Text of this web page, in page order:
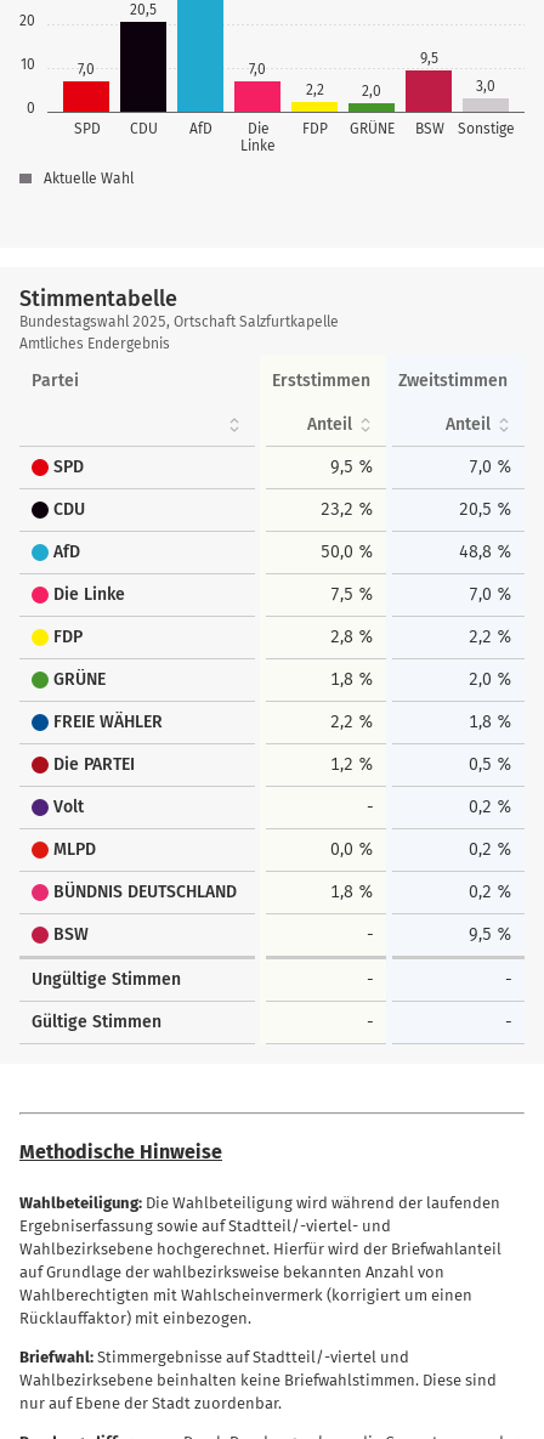
0
10
20
SPD CDU AfD
Die
Linke
FDP GRÜNE BSW Sonstige
7,0
20,5
7,0
2,2
2,0
9,5
3,0
Aktuelle Wahl
Stimmentabelle
Stimmentabelle
Bundestagswahl 2025, Ortschaft Salzfurtkapelle
Amtliches Endergebnis
Partei Erststimmen Zweitstimmen
Anteil Anteil
SPD 9,5 % 7,0 %
CDU 23,2 % 20,5 %
AfD 50,0 % 48,8 %
Die Linke 7,5 % 7,0 %
FDP 2,8 % 2,2 %
GRÜNE 1,8 % 2,0 %
FREIE WÄHLER 2,2 % 1,8 %
Die PARTEI 1,2 % 0,5 %
Volt - 0,2 %
MLPD 0,0 % 0,2 %
BÜNDNIS DEUTSCHLAND 1,8 % 0,2 %
BSW - 9,5 %
Ungültige Stimmen - -
Gültige Stimmen - -
Methodische Hinweise
Wahlbeteiligung: Die Wahlbeteiligung wird während der laufenden
Ergebniserfassung sowie auf Stadtteil/-viertel- und
Wahlbezirksebene hochgerechnet. Hierfür wird der Briefwahlanteil
auf Grundlage der wahlbezirksweise bekannten Anzahl von
Wahlberechtigten mit Wahlscheinvermerk (korrigiert um einen
Rücklauffaktor) mit einbezogen.
Briefwahl: Stimmergebnisse auf Stadtteil/-viertel und
Wahlbezirksebene beinhalten keine Briefwahlstimmen. Diese sind
nur auf Ebene der Stadt zuordenbar.